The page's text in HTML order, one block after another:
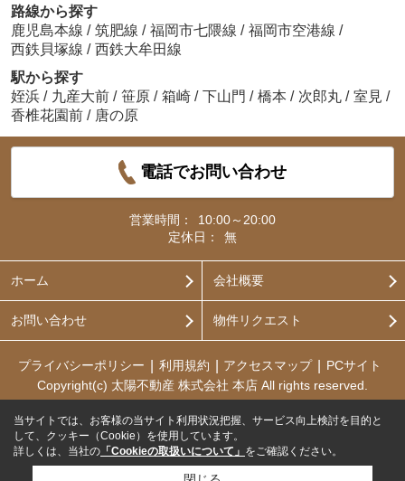
路線から探す
鹿児島本線 / 筑肥線 / 福岡市七隈線 / 福岡市空港線 /
西鉄貝塚線 / 西鉄大牟田線
駅から探す
姪浜 / 九産大前 / 笹原 / 箱崎 / 下山門 / 橋本 / 次郎丸 / 室見 /
香椎花園前 / 唐の原
電話でお問い合わせ
営業時間：
10:00～20:00
定休日：
無
ホーム 会社概要
お問い合わせ 物件リクエスト
プライバシーポリシー 利用規約 アクセスマップ
PCサイト
Copyright(c) 太陽不動産 株式会社 本店 All rights reserved.
当サイトでは、お客様の当サイト利用状況把握、サービス向上検討を目的と
して、クッキー（Cookie）を使用しています。
詳しくは、当社の 「Cookieの取扱いについて」 をご確認ください。